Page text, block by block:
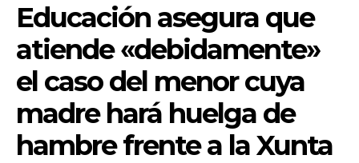
Educación asegura que
atiende «debidamente»
el caso del menor cuya
madre hará huelga de
hambre frente a la Xunta